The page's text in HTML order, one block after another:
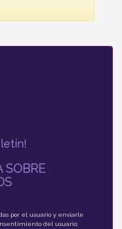
SOBRE
por el usuario y enviarle
del usuario;